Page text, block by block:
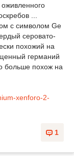
...
с символом Ge
серовато-
похожий на
германий
больше похож на
xenforo-2-
1